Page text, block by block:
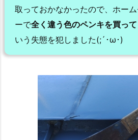
取っておかなかったので、ホー
ーで全く違う色のペンキを買っ
いう失態を犯しました(;´･ω･)